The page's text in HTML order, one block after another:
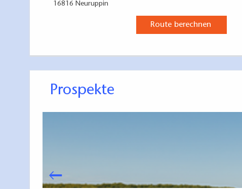
16816 Neuruppin
Route berechnen
Prospekte